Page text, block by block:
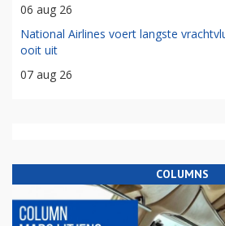
06 aug 26
National Airlines voert langste
ooit uit
07 aug 26
COLUMNS